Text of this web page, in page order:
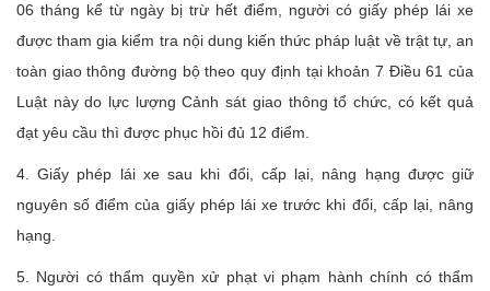
06 tháng kể từ ngày bị trừ hết điểm, người có giấy phép lái xe
được tham gia kiểm tra nội dung kiến thức pháp luật về trật tự, an
toàn giao thông đường bộ theo quy định tại khoản 7 Điều 61 của
Luật này do lực lượng Cảnh sát giao thông tổ chức, có kết quả
đạt yêu cầu thì được phục hồi đủ 12 điểm.
4. Giấy phép lái xe sau khi đổi, cấp lại, nâng hạng được giữ
nguyên số điểm của giấy phép lái xe trước khi đổi, cấp lại, nâng
hạng.
5. Người có thẩm quyền xử phạt vi phạm hành chính có thẩm